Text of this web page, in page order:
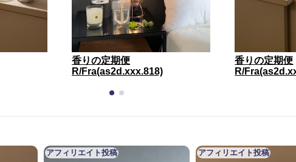
香りの定期便
R/Fra(as2d.xxx.818)
香りの定期便
R/
アフィリエイト投稿 アフィリエイト投稿